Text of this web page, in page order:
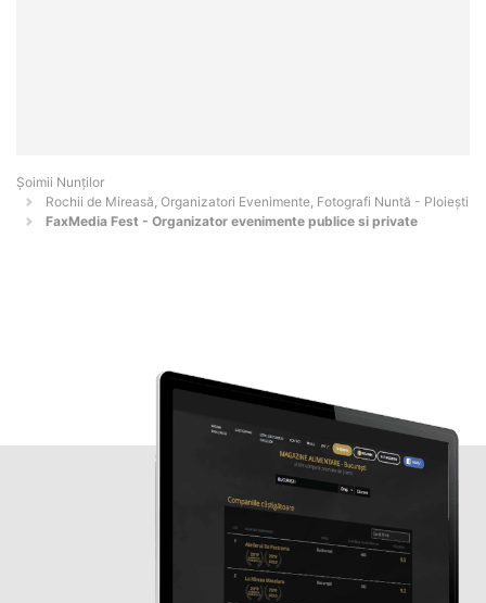
Șoimii Nunților
Rochii de Mireasă, Organizatori Evenimente, Fotografi Nuntă - Ploieşti
FaxMedia Fest - Organizator evenimente publice si private